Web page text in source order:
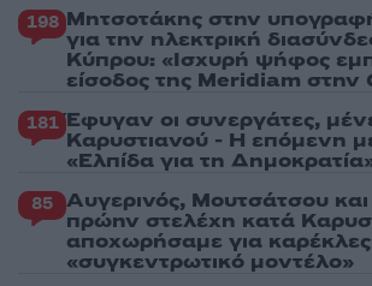
198 Μητσοτάκης στην
για την ηλεκτρική
Κύπρου: «Ισχυρή ψήφος
είσοδος της Meridiam στην
181 Έφυγαν οι συνεργάτες,
Καρυστιανού - Η επόμενη
«Ελπίδα για τη
85 Αυγερινός, Μουτσάτσου
πρώην στελέχη κατά
αποχωρήσαμε για
«συγκεντρωτικό μοντέλο»